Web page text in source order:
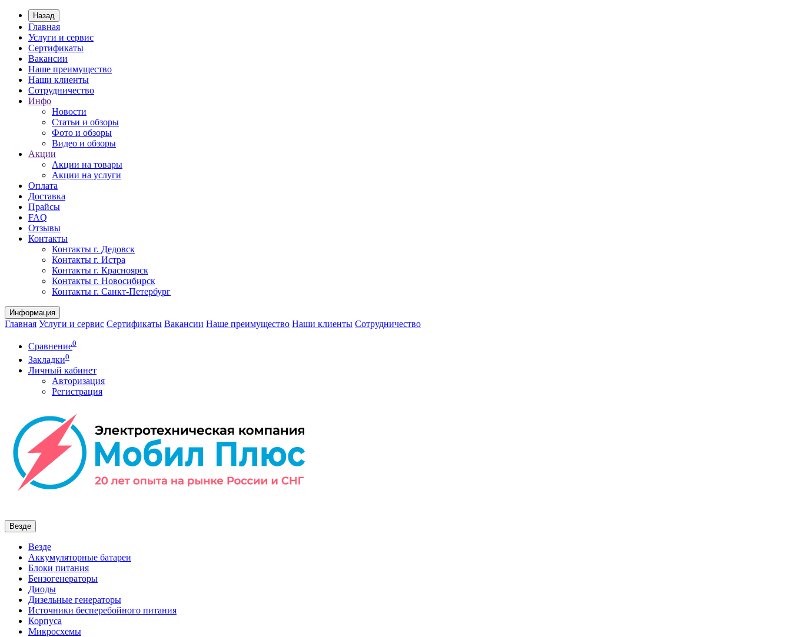
Назад
Главная
Услуги и сервис
Сертификаты
Вакансии
Наше преимущество
Наши клиенты
Сотрудничество
Инфо
Новости
Статьи и обзоры
Фото и обзоры
Видео и обзоры
Акции
Акции на товары
Акции на услуги
Оплата
Доставка
Прайсы
FAQ
Отзывы
Контакты
Контакты г. Дедовск
Контакты г. Истра
Контакты г. Красноярск
Контакты г. Новосибирск
Контакты г. Санкт-Петербург
Информация
Главная Услуги и сервис Сертификаты Вакансии Наше преимущество Наши клиенты Сотрудничество
Сравнение0
Закладки0
Личный кабинет
Авторизация
Регистрация
Везде
Везде
Аккумуляторные батареи
Блоки питания
Бензогенераторы
Диоды
Дизельные генераторы
Источники бесперебойного питания
Корпуса
Микросхемы